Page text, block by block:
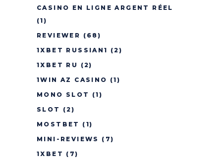
CASINO EN LIGNE ARGENT RÉEL
(1)
REVIEWER (68)
1XBET RUSSIAN1 (2)
1XBET RU
(2)
1WIN AZ CASINO (1)
MONO SLOT
(1)
SLOT
(2)
MOSTBET
(1)
MINI-REVIEWS
(7)
1XBET (7)